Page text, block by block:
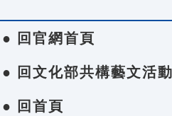
● 回官網首頁
● 回文化部共構藝文活
● 回首頁